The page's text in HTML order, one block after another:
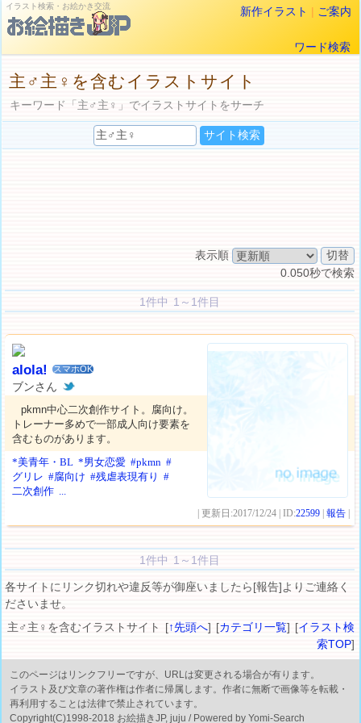
イラスト検索・お絵かき交流 新作イラスト | ご案内
ワード検索
主♂主♀を含むイラストサイト
キーワード「主♂主♀」でイラストサイトをサーチ
表示順
0.050秒で検索
1件中 1～1件目
alola! スマホOK
ブンさん
pkmn中心二次創作サイト。腐向け。
トレーナー多めで一部成人向け要素を
含むものがあります。
*美青年・BL *男女恋愛 #pkmn #
グリレ #腐向け #残虐表現有り
#
二次創作 ...
| 更新日:2017/12/24 | ID:22599 |報告
1件中 1～1件目
各サイトにリンク切れや違反等が御座いましたら[報告]よりご連絡く
ださいませ。
主♂主♀を含むイラストサイト [↑先頭へ] [カテゴリ一覧] [イラスト検
索TOP]
このページはリンクフリーですが、URLは変更される場合が有ります。
イラスト及び文章の著作権は作者に帰属します。作者に無断で画像等を転載・
再利用することは法律で禁止されています。
Copyright(C)1998-2018 お絵描きJP, juju / Powered by Yomi-Search